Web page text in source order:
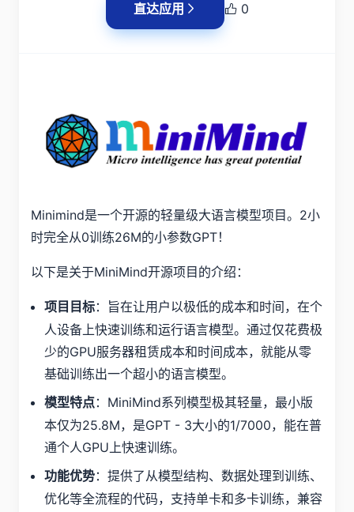
直达应用 0
Minimind是一个开源的轻量级大语言模型项目。2小
时完全从0训练26M的小参数GPT！
以下是关于MiniMind开源项目的介绍：
项目目标：旨在让用户以极低的成本和时间，在个
人设备上快速训练和运行语言模型。通过仅花费极
少的GPU服务器租赁成本和时间成本，就能从零
基础训练出一个超小的语言模型。
模型特点：MiniMind系列模型极其轻量，最小版
本仅为25.8M，是GPT - 3大小的1/7000，能在普
通个人GPU上快速训练。
功能优势：提供了从模型结构、数据处理到训练、
优化等全流程的代码，支持单卡和多卡训练，兼容